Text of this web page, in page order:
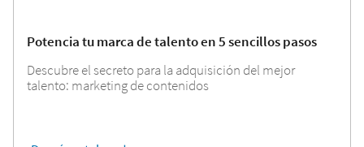
Potencia tu marca de talento en 5 sencillos pasos
Descubre el secreto para la adquisición del mejor
talento: marketing de contenidos